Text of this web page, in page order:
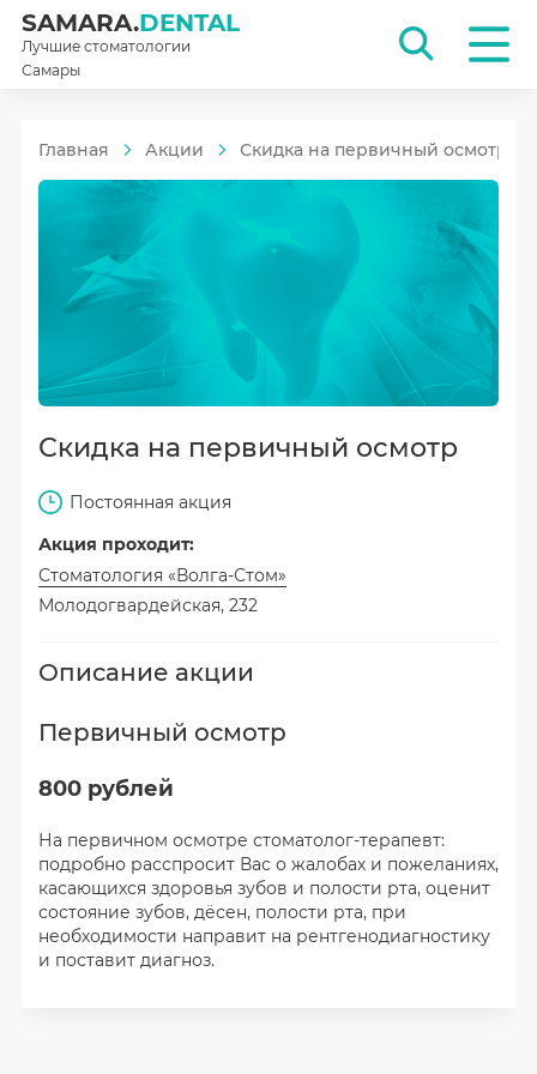
SAMARA.DENTAL
Лучшие стоматологии
Самары
Главная Акции Скидка на первичный осмотр
Скидка на первичный осмотр
Постоянная акция
Акция проходит:
Стоматология «Волга-Стом»
Молодогвардейская, 232
Описание акции
Первичный осмотр
800 рублей
На первичном осмотре стоматолог-терапевт:
подробно расспросит Вас о жалобах и пожеланиях,
касающихся здоровья зубов и полости рта, оценит
состояние зубов, дёсен, полости рта, при
необходимости направит на рентгенодиагностику
и поставит диагноз.